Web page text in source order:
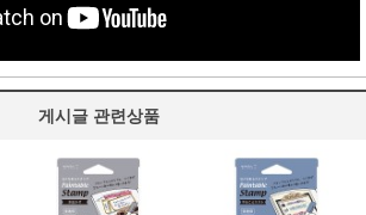
게시글 관련상품